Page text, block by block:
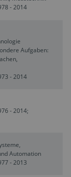
- 2014
Aufgaben:
- 2014
- 2014;
Automation
- 2013